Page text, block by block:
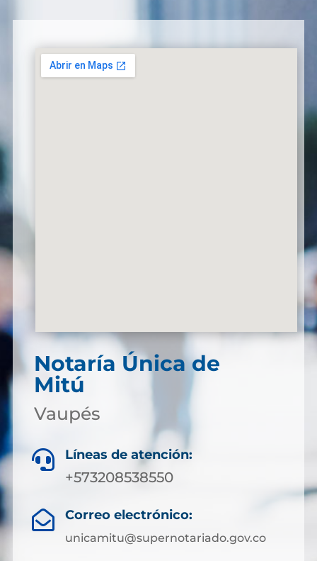
Notaría Única de
Mitú
Vaupés
 Líneas de atención:
+573208538550
 Correo electrónico:
unicamitu@supernotariado.gov.co